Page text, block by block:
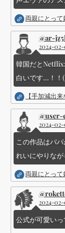
両親にとって
@ar-
2024-
韓国だと
白いです...！！
【手加減出
@user-
2024-
この作品はパ
れいにやりな
両親にとって
2024-
公式が可愛い